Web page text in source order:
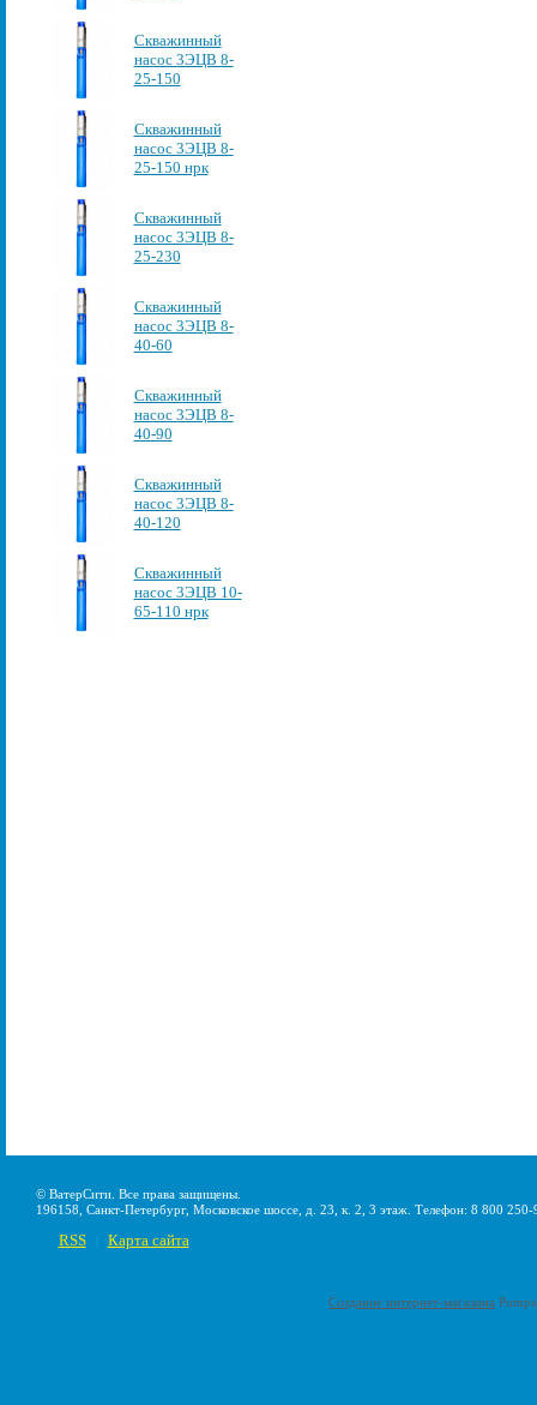
Скважинный
насос 3ЭЦВ 8-
25-150
Скважинный
насос 3ЭЦВ 8-
25-150 нрк
Скважинный
насос 3ЭЦВ 8-
25-230
Скважинный
насос 3ЭЦВ 8-
40-60
Скважинный
насос 3ЭЦВ 8-
40-90
Скважинный
насос 3ЭЦВ 8-
40-120
Скважинный
насос 3ЭЦВ 10-
65-110 нрк
© ВатерСити. Все права защищены.
196158, Санкт-Петербург, Московское шоссе, д. 23, к. 2, 3 этаж. Телефон: 8 800
RSS Карта сайта
Создание интернет-магазина